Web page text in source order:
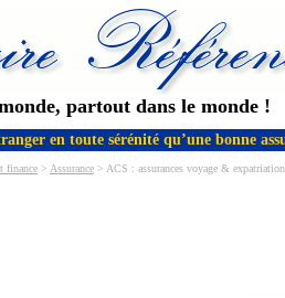
partout dans le monde !
en toute sérénité qu’une bonne
finance > Assurance > ACS : assurances voyage & expatriation